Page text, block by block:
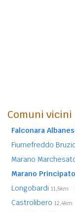
Comuni vicini
Falconara
Fiumefreddo
Marano
Marano Principato
Longobardi 11,5km
Castrolibero 12,4km